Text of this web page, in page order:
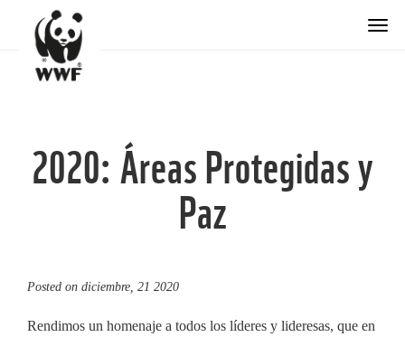
2020: Áreas Protegidas y
Paz
Posted on diciembre, 21 2020
Rendimos un homenaje a todos los líderes y lideresas, que en